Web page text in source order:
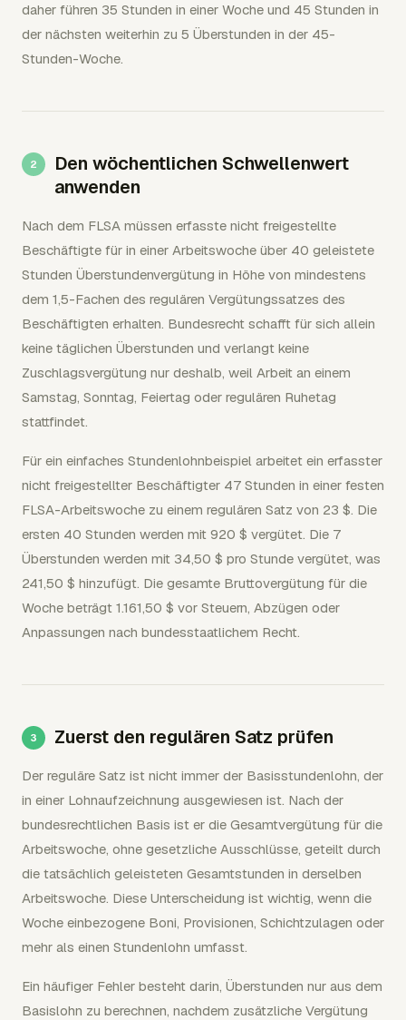
daher führen 35 Stunden in einer Woche und 45 Stunden in
der nächsten weiterhin zu 5 Überstunden in der 45-
Stunden-Woche.
Den wöchentlichen Schwellenwert
anwenden
Nach dem FLSA müssen erfasste nicht freigestellte
Beschäftigte für in einer Arbeitswoche über 40 geleistete
Stunden Überstundenvergütung in Höhe von mindestens
dem 1,5-Fachen des regulären Vergütungssatzes des
Beschäftigten erhalten. Bundesrecht schafft für sich allein
keine täglichen Überstunden und verlangt keine
Zuschlagsvergütung nur deshalb, weil Arbeit an einem
Samstag, Sonntag, Feiertag oder regulären Ruhetag
stattfindet.
Für ein einfaches Stundenlohnbeispiel arbeitet ein erfasster
nicht freigestellter Beschäftigter 47 Stunden in einer festen
FLSA-Arbeitswoche zu einem regulären Satz von 23 $. Die
ersten 40 Stunden werden mit 920 $ vergütet. Die 7
Überstunden werden mit 34,50 $ pro Stunde vergütet, was
241,50 $ hinzufügt. Die gesamte Bruttovergütung für die
Woche beträgt 1.161,50 $ vor Steuern, Abzügen oder
Anpassungen nach bundesstaatlichem Recht.
Zuerst den regulären Satz prüfen
Der reguläre Satz ist nicht immer der Basisstundenlohn, der
in einer Lohnaufzeichnung ausgewiesen ist. Nach der
bundesrechtlichen Basis ist er die Gesamtvergütung für die
Arbeitswoche, ohne gesetzliche Ausschlüsse, geteilt durch
die tatsächlich geleisteten Gesamtstunden in derselben
Arbeitswoche. Diese Unterscheidung ist wichtig, wenn die
Woche einbezogene Boni, Provisionen, Schichtzulagen oder
mehr als einen Stundenlohn umfasst.
Ein häufiger Fehler besteht darin, Überstunden nur aus dem
Basislohn zu berechnen, nachdem zusätzliche Vergütung